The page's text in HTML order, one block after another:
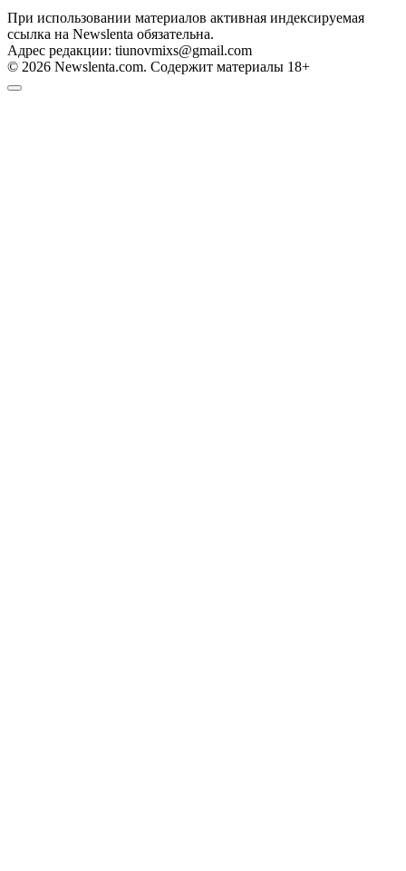
При использовании материалов активная индексируемая
ссылка на Newslenta обязательна.
Адрес редакции: tiunovmixs@gmail.com
© 2026 Newslenta.com. Содержит материалы 18+